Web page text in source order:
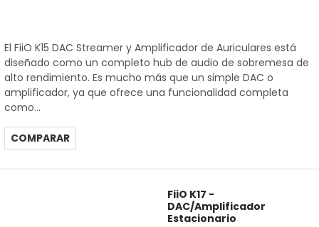
El FiiO K15 DAC Streamer y Amplificador de Auriculares está
diseñado como un completo hub de audio de sobremesa de
alto rendimiento. Es mucho más que un simple DAC o
amplificador, ya que ofrece una funcionalidad completa
como...
COMPARAR
FiiO K17 -
DAC/Amplificador
Estacionario